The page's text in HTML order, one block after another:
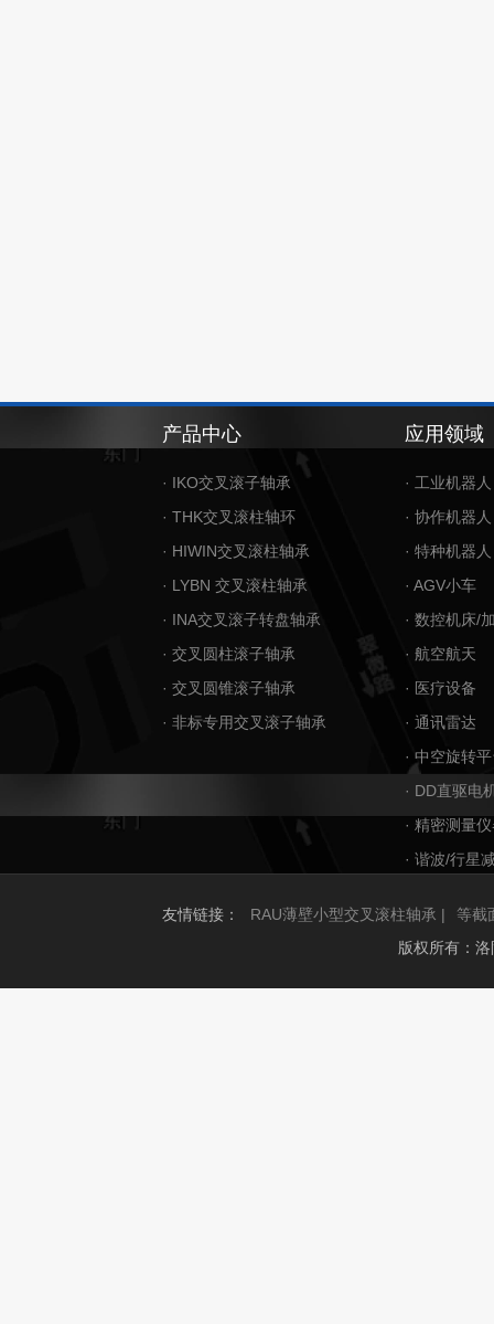
产品中心
· IKO交叉滚子轴承
· THK交叉滚柱轴环
· HIWIN交叉滚柱轴承
· LYBN 交叉滚柱轴承
· INA交叉滚子转盘轴承
· 交叉圆柱滚子轴承
· 交叉圆锥滚子轴承
· 非标专用交叉滚子轴承
应用领域
· 工业机器人
· 协作机器人
· 特种机器人
· AGV小车
· 数控机床/
· 航空航天
· 医疗设备
· 通讯雷达
· 中空旋转
· DD直驱电
· 精密测量
· 谐波/行星
友情链接： RAU薄壁小型交叉滚柱轴承 |
等截
版权所有：